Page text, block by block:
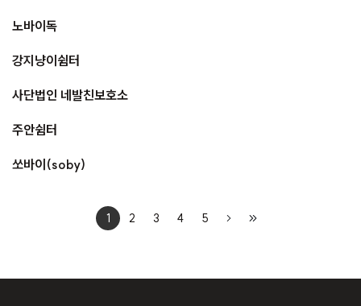
노바이독
강지냥이쉼터
사단법인 네발친보호소
주안쉼터
쏘바이(soby)
1 2 3 4 5